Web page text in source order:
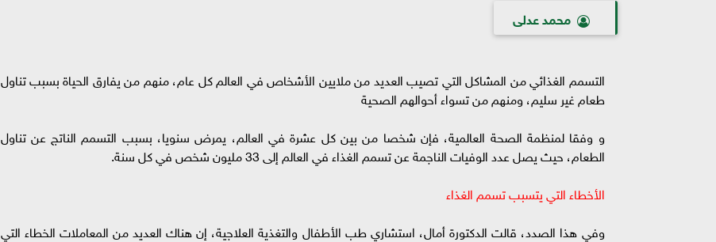
محمد عدلى
التسمم الغذائي من المشاكل التي تصيب العديد من ملايين الأشخاص في العالم كل عام، منهم من يفارق الحياة بسبب تناول
طعام غير سليم، ومنهم من تسواء أحوالهم الصحية
و وفقا لمنظمة الصحة العالمية، فإن شخصا من بين كل عشرة في العالم، يمرض سنويا، بسبب التسمم الناتج عن تناول
الطعام، حيث يصل عدد الوفيات الناجمة عن تسمم الغذاء في العالم إلى 33 مليون شخص في كل سنة.
الأخطاء التي يتسبب تسمم الغذاء
وفي هذا الصدد، قالت الدكتورة أمال، استشاري طب الأطفال والتغذية العلاجية، إن هناك العديد من المعاملات الخطاء التي